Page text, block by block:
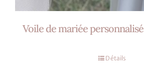
Voile de mariée personnalisé
Détails